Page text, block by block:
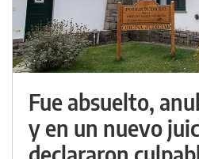
Fue absuelto,
y en un nuevo